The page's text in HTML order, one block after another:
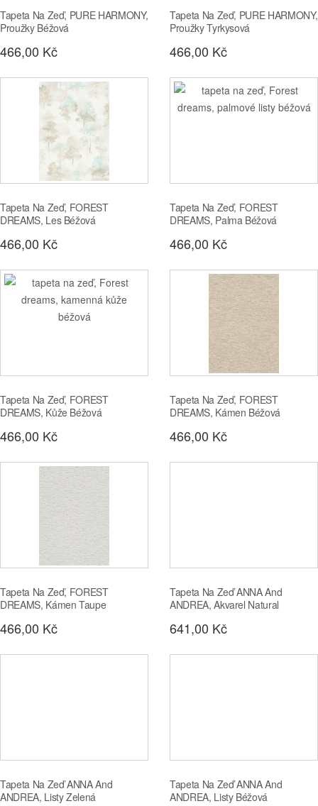
Tapeta Na Zeď, PURE HARMONY,
Proužky Béžová
466,00 Kč
Tapeta Na Zeď, PURE HARMONY,
Proužky Tyrkysová
466,00 Kč
Tapeta Na Zeď, FOREST
DREAMS, Les Béžová
466,00 Kč
Tapeta Na Zeď, FOREST
DREAMS, Palma Béžová
466,00 Kč
Tapeta Na Zeď, FOREST
DREAMS, Kůže Béžová
466,00 Kč
Tapeta Na Zeď, FOREST
DREAMS, Kámen Béžová
466,00 Kč
Tapeta Na Zeď, FOREST
DREAMS, Kámen Taupe
466,00 Kč
Tapeta Na Zeď ANNA And
ANDREA, Akvarel Natural
641,00 Kč
Tapeta Na Zeď ANNA And
ANDREA, Listy Zelená
Tapeta Na Zeď ANNA And
ANDREA, Listy Béžová